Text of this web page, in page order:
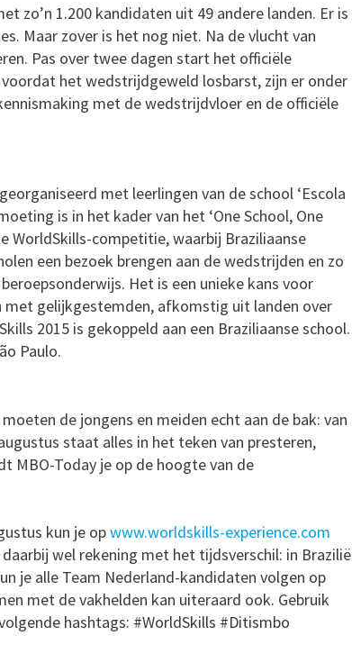
zo’n 1.200 kandidaten uit 49 andere landen. Er is
Maar zover is het nog niet. Na de vlucht van
Pas over twee dagen start het officiële
het wedstrijdgeweld losbarst, zijn er onder
met de wedstrijdvloer en de officiële
met leerlingen van de school ‘Escola
is in het kader van het ‘One School, One
WorldSkills-competitie, waarbij Braziliaanse
een bezoek brengen aan de wedstrijden en zo
Het is een unieke kans voor
gelijkgestemden, afkomstig uit landen over
2015 is gekoppeld aan een Braziliaanse school.
Paulo.
de jongens en meiden echt aan de bak: van
staat alles in het teken van presteren,
MBO-Today je op de hoogte van de
kun je opwww.worldskills-experience.com
wel rekening met het tijdsverschil: in Brazilië
je alle Team Nederland-kandidaten volgen op
met de vakhelden kan uiteraard ook. Gebruik
hashtags: #WorldSkills #Ditismbo